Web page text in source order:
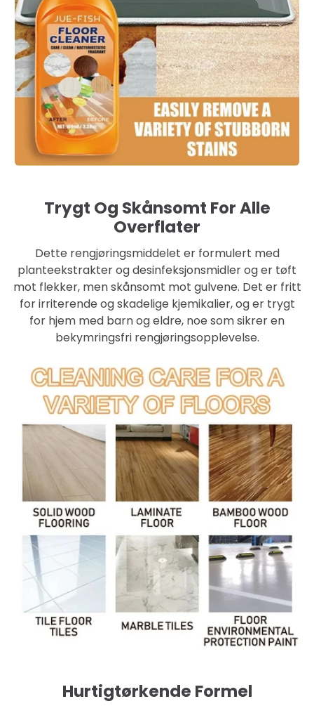
Trygt Og Skånsomt For Alle
Overflater
Dette rengjøringsmiddelet er formulert med
planteekstrakter og desinfeksjonsmidler og er tøft
mot flekker, men skånsomt mot gulvene. Det er fritt
for irriterende og skadelige kjemikalier, og er trygt
for hjem med barn og eldre, noe som sikrer en
bekymringsfri rengjøringsopplevelse.
Hurtigtørkende Formel